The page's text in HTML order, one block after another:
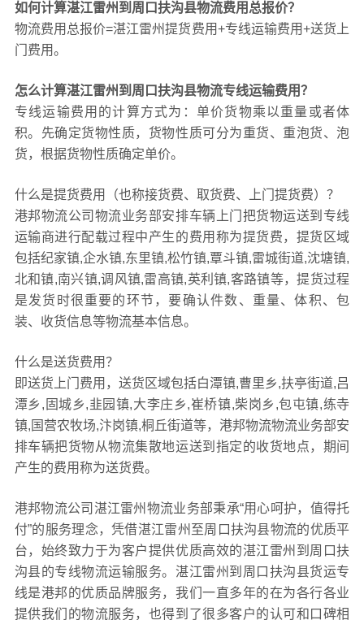
如何计算湛江雷州到周口扶沟县物流费用总报价？
物流费用总报价=湛江雷州提货费用+专线运输费用+送货上
门费用。
怎么计算湛江雷州到周口扶沟县物流专线运输费用？
专线运输费用的计算方式为：单价货物乘以重量或者体
积。先确定货物性质，货物性质可分为重货、重泡货、泡
货，根据货物性质确定单价。
什么是提货费用（也称接货费、取货费、上门提货费）？
港邦物流公司物流业务部安排车辆上门把货物运送到专线
运输商进行配载过程中产生的费用称为提货费，提货区域
包括纪家镇,企水镇,东里镇,松竹镇,覃斗镇,雷城街道,沈塘镇,
北和镇,南兴镇,调风镇,雷高镇,英利镇,客路镇等，提货过程
是发货时很重要的环节，要确认件数、重量、体积、包
装、收货信息等物流基本信息。
什么是送货费用？
即送货上门费用，送货区域包括白潭镇,曹里乡,扶亭街道,吕
潭乡,固城乡,韭园镇,大李庄乡,崔桥镇,柴岗乡,包屯镇,练寺
镇,国营农牧场,汴岗镇,桐丘街道等，港邦物流物流业务部安
排车辆把货物从物流集散地运送到指定的收货地点，期间
产生的费用称为送货费。
港邦物流公司湛江雷州物流业务部秉承“用心呵护，值得托
付”的服务理念，凭借湛江雷州至周口扶沟县物流的优质平
台，始终致力于为客户提供优质高效的湛江雷州到周口扶
沟县的专线物流运输服务。湛江雷州到周口扶沟县货运专
线是港邦的优质品牌服务，我们一直多年的在为各行各业
提供我们的物流服务，也得到了很多客户的认可和口碑相